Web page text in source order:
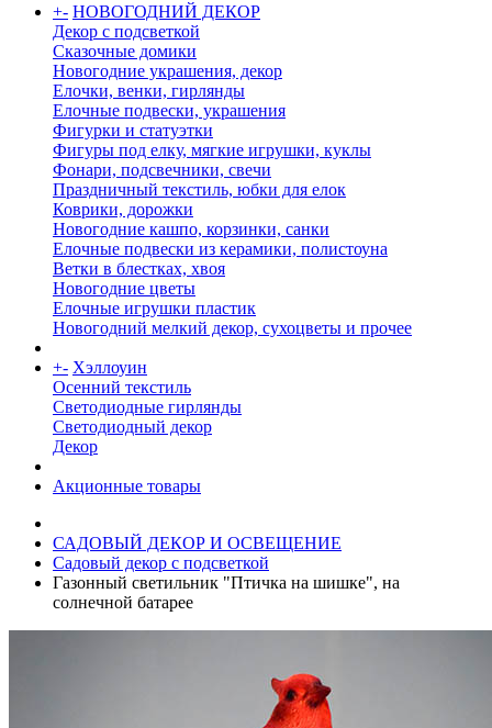
+- НОВОГОДНИЙ ДЕКОР
Декор с подсветкой
Сказочные домики
Новогодние украшения, декор
Елочки, венки, гирлянды
Елочные подвески, украшения
Фигурки и статуэтки
Фигуры под елку, мягкие игрушки, куклы
Фонари, подсвечники, свечи
Праздничный текстиль, юбки для елок
Коврики, дорожки
Новогодние кашпо, корзинки, санки
Елочные подвески из керамики, полистоуна
Ветки в блестках, хвоя
Новогодние цветы
Елочные игрушки пластик
Новогодний мелкий декор, сухоцветы и прочее
+- Хэллоуин
Осенний текстиль
Светодиодные гирлянды
Светодиодный декор
Декор
Акционные товары
САДОВЫЙ ДЕКОР И ОСВЕЩЕНИЕ
Садовый декор с подсветкой
Газонный светильник "Птичка на шишке", на
солнечной батарее